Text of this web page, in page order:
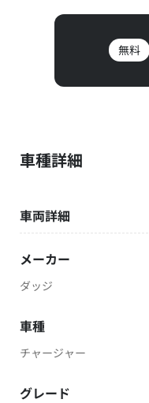
無料
車種詳細
車両詳細
メーカー
ダッジ
車種
チャージャー
グレード